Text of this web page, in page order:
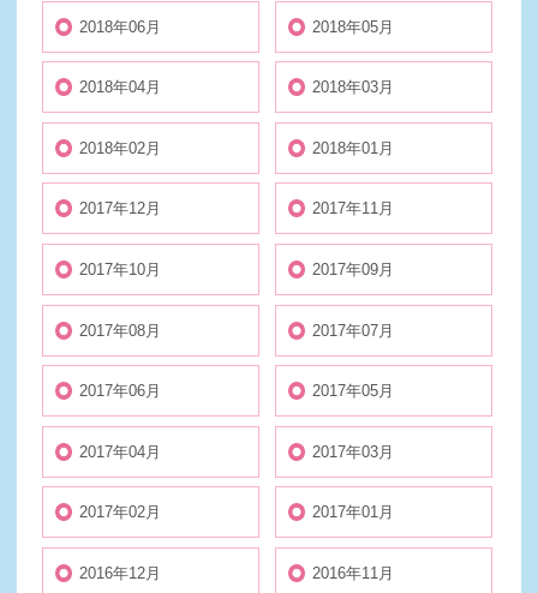
2018年06月 2018年05月
2018年04月 2018年03月
2018年02月 2018年01月
2017年12月 2017年11月
2017年10月 2017年09月
2017年08月 2017年07月
2017年06月 2017年05月
2017年04月 2017年03月
2017年02月 2017年01月
2016年12月 2016年11月